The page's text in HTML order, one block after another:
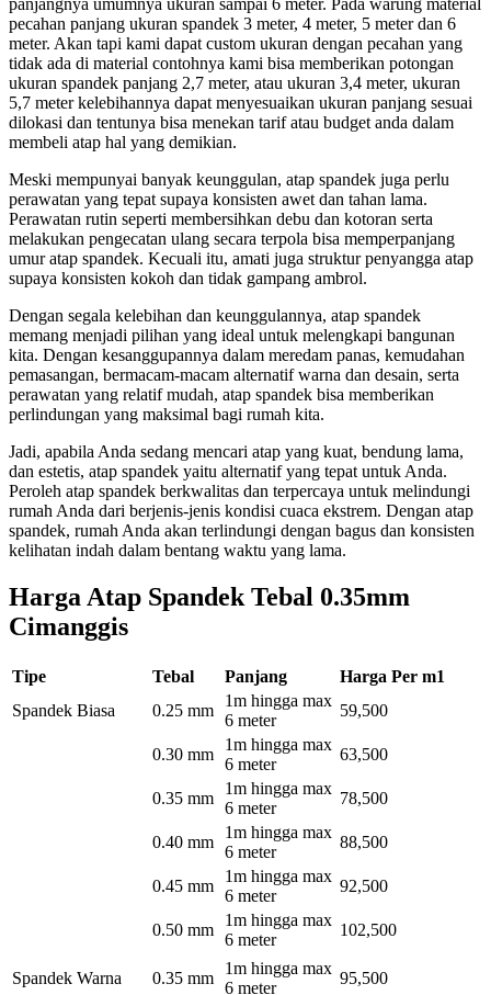
panjangnya umumnya ukuran sampai 6 meter. Pada warung material
pecahan panjang ukuran spandek 3 meter, 4 meter, 5 meter dan 6
meter. Akan tapi kami dapat custom ukuran dengan pecahan yang
tidak ada di material contohnya kami bisa memberikan potongan
ukuran spandek panjang 2,7 meter, atau ukuran 3,4 meter, ukuran
5,7 meter kelebihannya dapat menyesuaikan ukuran panjang sesuai
dilokasi dan tentunya bisa menekan tarif atau budget anda dalam
membeli atap hal yang demikian.
Meski mempunyai banyak keunggulan, atap spandek juga perlu
perawatan yang tepat supaya konsisten awet dan tahan lama.
Perawatan rutin seperti membersihkan debu dan kotoran serta
melakukan pengecatan ulang secara terpola bisa memperpanjang
umur atap spandek. Kecuali itu, amati juga struktur penyangga atap
supaya konsisten kokoh dan tidak gampang ambrol.
Dengan segala kelebihan dan keunggulannya, atap spandek
memang menjadi pilihan yang ideal untuk melengkapi bangunan
kita. Dengan kesanggupannya dalam meredam panas, kemudahan
pemasangan, bermacam-macam alternatif warna dan desain, serta
perawatan yang relatif mudah, atap spandek bisa memberikan
perlindungan yang maksimal bagi rumah kita.
Jadi, apabila Anda sedang mencari atap yang kuat, bendung lama,
dan estetis, atap spandek yaitu alternatif yang tepat untuk Anda.
Peroleh atap spandek berkwalitas dan terpercaya untuk melindungi
rumah Anda dari berjenis-jenis kondisi cuaca ekstrem. Dengan atap
spandek, rumah Anda akan terlindungi dengan bagus dan konsisten
kelihatan indah dalam bentang waktu yang lama.
Harga Atap Spandek Tebal 0.35mm
Cimanggis
Tipe Tebal Panjang
Harga Per m1
Spandek Biasa
0.25 mm
1m hingga max
6 meter
59,500
0.30 mm
1m hingga max
6 meter
63,500
0.35 mm
1m hingga max
6 meter
78,500
0.40 mm
1m hingga max
6 meter
88,500
0.45 mm
1m hingga max
6 meter
92,500
0.50 mm
1m hingga max
6 meter
102,500
Spandek Warna 0.35 mm
1m hingga max
6 meter
95,500